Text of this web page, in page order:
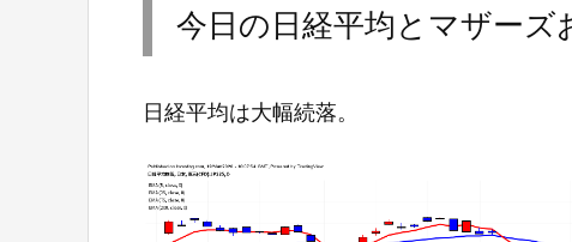
今日の日経平均とマザーズ
日経平均は大幅続落。